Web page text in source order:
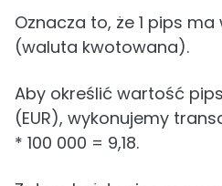
Oznacza to, że 1 pips ma
(waluta kwotowana).
Aby określić wartość
(EUR), wykonujemy
* 100 000 = 9,18.